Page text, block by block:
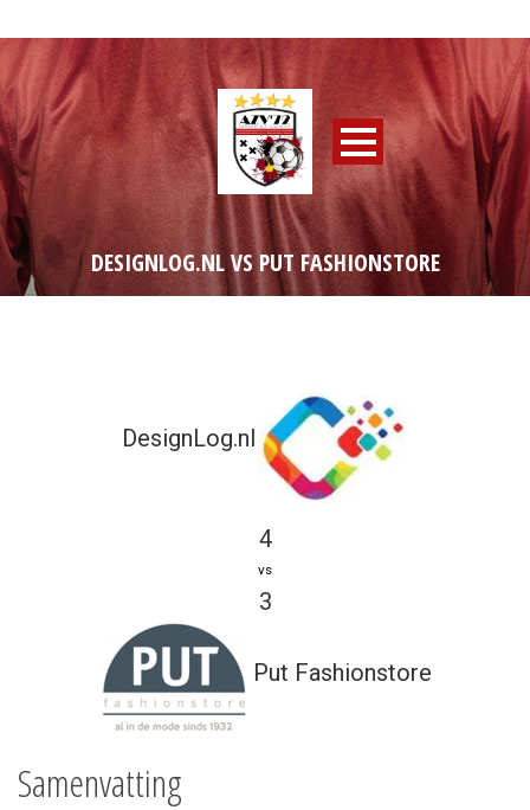
DESIGNLOG.NL VS PUT FASHIONSTORE
DesignLog.nl
4
vs
3
Put Fashionstore
Samenvatting